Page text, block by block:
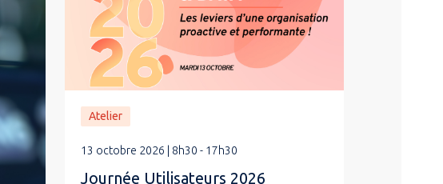
Atelier
13 octobre 2026 | 8h30 - 17h30
Journée Utilisateurs 2026